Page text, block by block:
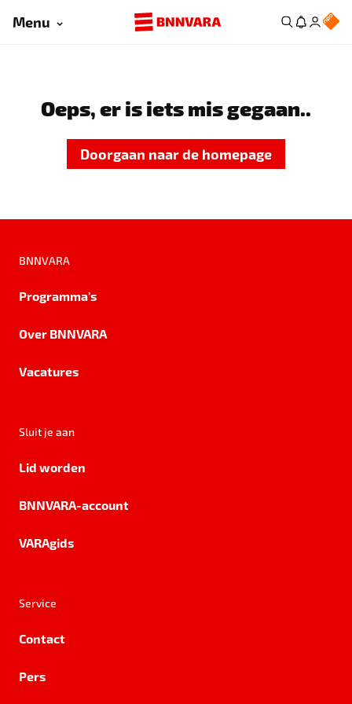
Menu
Oeps, er is iets mis gegaan..
Doorgaan naar de homepage
BNNVARA
Programma's
Over BNNVARA
Vacatures
Sluit je aan
Lid worden
BNNVARA-account
VARAgids
Service
Contact
Pers